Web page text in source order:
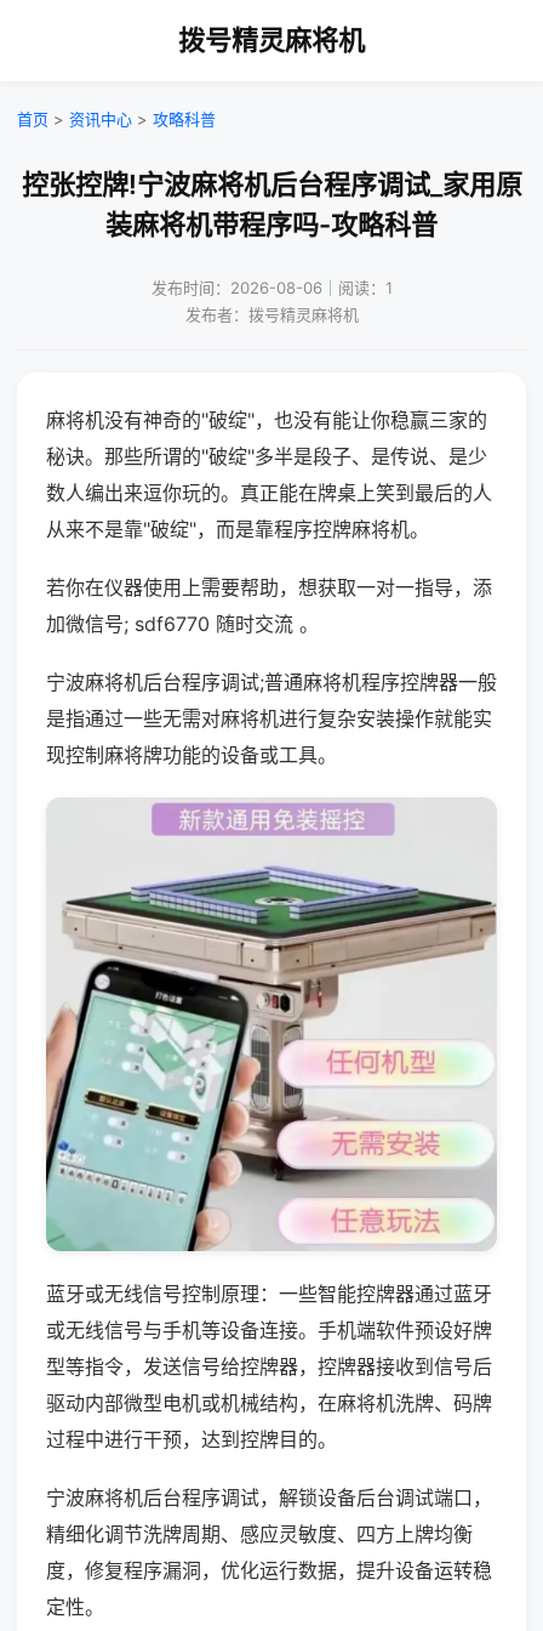
拨号精灵麻将机
首页 > 资讯中心 > 攻略科普
控张控牌!宁波麻将机后台程序调试_家用原
装麻将机带程序吗-攻略科普
发布时间：2026-08-06｜阅读：1
发布者：拨号精灵麻将机
麻将机没有神奇的"破绽"，也没有能让你稳赢三家的
秘诀。那些所谓的"破绽"多半是段子、是传说、是少
数人编出来逗你玩的。真正能在牌桌上笑到最后的人
从来不是靠"破绽"，而是靠程序控牌麻将机。
若你在仪器使用上需要帮助，想获取一对一指导，添
加微信号; sdf6770 随时交流 。
宁波麻将机后台程序调试;普通麻将机程序控牌器一般
是指通过一些无需对麻将机进行复杂安装操作就能实
现控制麻将牌功能的设备或工具。
蓝牙或无线信号控制原理：一些智能控牌器通过蓝牙
或无线信号与手机等设备连接。手机端软件预设好牌
型等指令，发送信号给控牌器，控牌器接收到信号后
驱动内部微型电机或机械结构，在麻将机洗牌、码牌
过程中进行干预，达到控牌目的。
宁波麻将机后台程序调试，解锁设备后台调试端口，
精细化调节洗牌周期、感应灵敏度、四方上牌均衡
度，修复程序漏洞，优化运行数据，提升设备运转稳
定性。